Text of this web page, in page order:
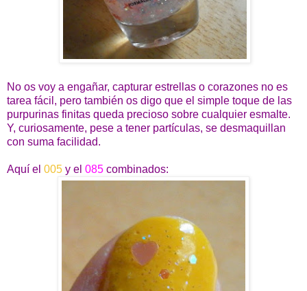
No os voy a engañar, capturar estrellas o corazones no es
tarea fácil, pero también os digo que el simple toque de las
purpurinas finitas queda precioso sobre cualquier esmalte.
Y, curiosamente, pese a tener partículas, se desmaquillan
con suma facilidad.
Aquí el 005 y el 085 combinados: